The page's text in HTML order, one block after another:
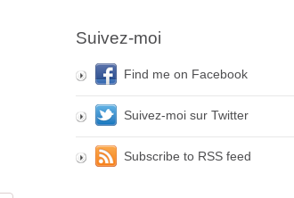
Suivez-moi
Find me on Facebook
Suivez-moi sur Twitter
Subscribe to RSS feed